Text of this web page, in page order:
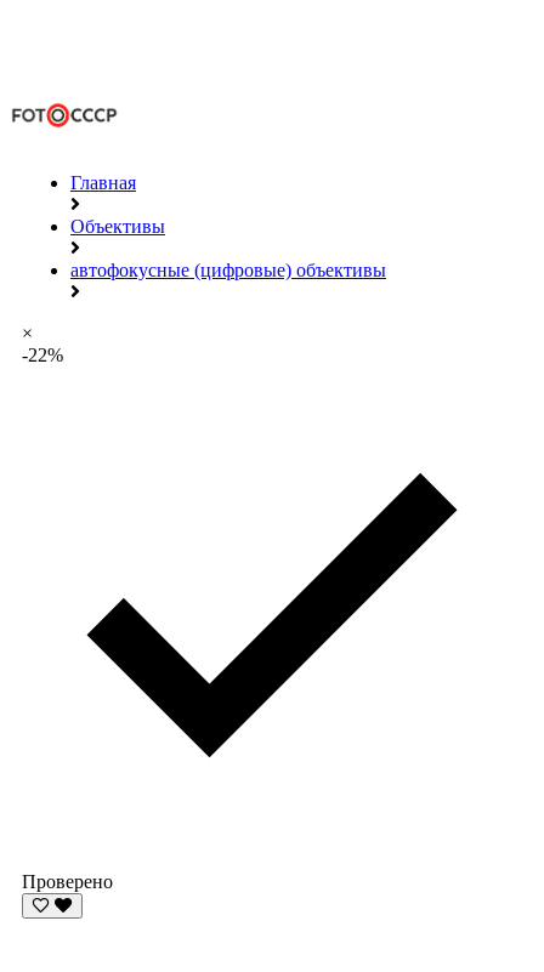
Главная
Объективы
автофокусные (цифровые) объективы
×
-22%
Проверено